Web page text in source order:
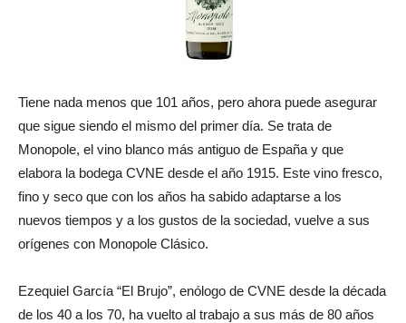
Tiene nada menos que 101 años, pero ahora puede asegurar
que sigue siendo el mismo del primer día. Se trata de
Monopole, el vino blanco más antiguo de España y que
elabora la bodega CVNE desde el año 1915. Este vino fresco,
fino y seco que con los años ha sabido adaptarse a los
nuevos tiempos y a los gustos de la sociedad, vuelve a sus
orígenes con Monopole Clásico.
Ezequiel García “El Brujo”, enólogo de CVNE desde la década
de los 40 a los 70, ha vuelto al trabajo a sus más de 80 años